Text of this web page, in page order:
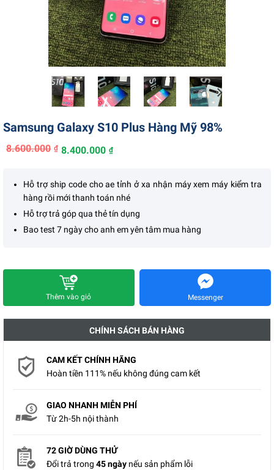
Samsung Galaxy S10 Plus Hàng Mỹ 98%
8.600.000 ₫
Giá
là:
8.600.000₫.
8.400.000 ₫
Giá
tại
8.400.000₫.
Hỗ trợ ship code cho ae tỉnh ở xa nhận máy xem máy kiểm tra
hàng rồi mới thanh toán nhé
Hỗ trợ trả góp qua thẻ tín dụng
Bao test 7 ngày cho anh em yên tâm mua hàng
Thêm vào giỏ Messenger
CHÍNH SÁCH BÁN HÀNG
CAM KẾT CHÍNH HÃNG
Hoàn tiền 111% nếu không đúng cam kết
GIAO NHANH MIỄN PHÍ
Từ 2h-5h nội thành
72 GIỜ DÙNG THỬ
Đổi trả trong 45 ngày nếu sản phẩm lỗi